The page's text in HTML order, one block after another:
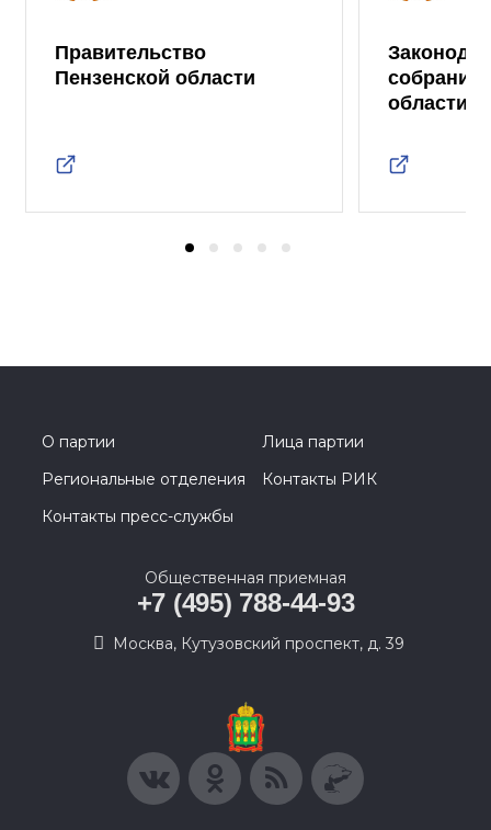
Правительство
Пензенской области
собрание
области
О партии
Лица партии
Региональные отделения
Контакты РИК
Контакты пресс-службы
Общественная приемная
+7 (495) 788-44-93
Москва, Кутузовский проспект, д. 39